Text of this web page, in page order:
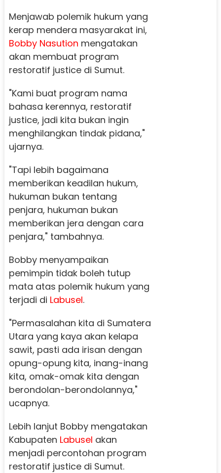
Menjawab polemik hukum yang
kerap mendera masyarakat ini,
Bobby Nasution mengatakan
akan membuat program
restoratif justice di Sumut.
"Kami buat program nama
bahasa kerennya, restoratif
justice, jadi kita bukan ingin
menghilangkan tindak pidana,"
ujarnya.
"Tapi lebih bagaimana
memberikan keadilan hukum,
hukuman bukan tentang
penjara, hukuman bukan
memberikan jera dengan cara
penjara," tambahnya.
Bobby menyampaikan
pemimpin tidak boleh tutup
mata atas polemik hukum yang
terjadi di Labusel.
"Permasalahan kita di Sumatera
Utara yang kaya akan kelapa
sawit, pasti ada irisan dengan
opung-opung kita, inang-inang
kita, omak-omak kita dengan
berondolan-berondolannya,"
ucapnya.
Lebih lanjut Bobby mengatakan
Kabupaten Labusel akan
menjadi percontohan program
restoratif justice di Sumut.